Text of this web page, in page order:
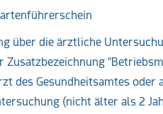
über die ärztliche
des Gesundheitsamtes
(nicht älter als 2